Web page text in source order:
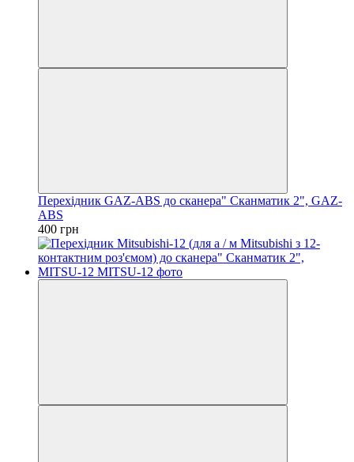
Перехідник GAZ-ABS до сканера" Сканматик 2", GAZ-
ABS
400 грн